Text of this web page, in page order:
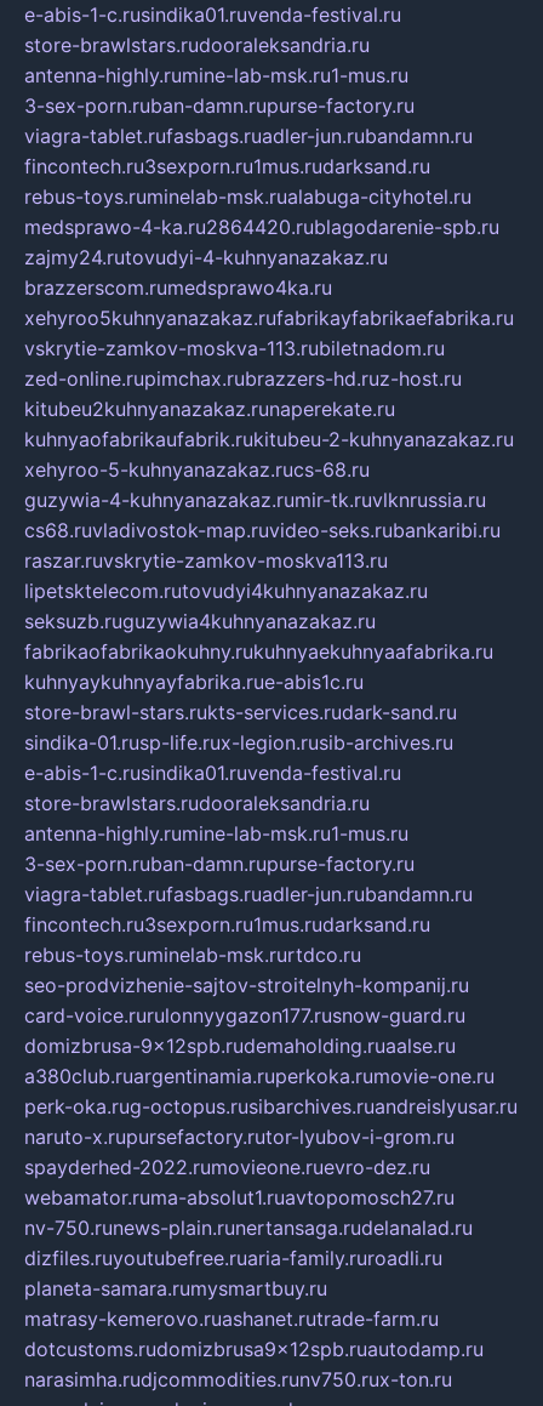
e-abis-1-c.rusindika01.ruvenda-festival.ru
store-brawlstars.rudooraleksandria.ru
antenna-highly.rumine-lab-msk.ru1-mus.ru
3-sex-porn.ruban-damn.rupurse-factory.ru
viagra-tablet.rufasbags.ruadler-jun.rubandamn.ru
fincontech.ru3sexporn.ru1mus.rudarksand.ru
rebus-toys.ruminelab-msk.rualabuga-cityhotel.ru
medsprawo-4-ka.ru2864420.rublagodarenie-spb.ru
zajmy24.rutovudyi-4-kuhnyanazakaz.ru
brazzerscom.rumedsprawo4ka.ru
xehyroo5kuhnyanazakaz.rufabrikayfabrikaefabrika.ru
vskrytie-zamkov-moskva-113.rubiletnadom.ru
zed-online.rupimchax.rubrazzers-hd.ruz-host.ru
kitubeu2kuhnyanazakaz.runaperekate.ru
kuhnyaofabrikaufabrik.rukitubeu-2-kuhnyanazakaz.ru
xehyroo-5-kuhnyanazakaz.rucs-68.ru
guzywia-4-kuhnyanazakaz.rumir-tk.ruvlknrussia.ru
cs68.ruvladivostok-map.ruvideo-seks.rubankaribi.ru
raszar.ruvskrytie-zamkov-moskva113.ru
lipetsktelecom.rutovudyi4kuhnyanazakaz.ru
seksuzb.ruguzywia4kuhnyanazakaz.ru
fabrikaofabrikaokuhny.rukuhnyaekuhnyaafabrika.ru
kuhnyaykuhnyayfabrika.rue-abis1c.ru
store-brawl-stars.rukts-services.rudark-sand.ru
sindika-01.rusp-life.rux-legion.rusib-archives.ru
e-abis-1-c.rusindika01.ruvenda-festival.ru
store-brawlstars.rudooraleksandria.ru
antenna-highly.rumine-lab-msk.ru1-mus.ru
3-sex-porn.ruban-damn.rupurse-factory.ru
viagra-tablet.rufasbags.ruadler-jun.rubandamn.ru
fincontech.ru3sexporn.ru1mus.rudarksand.ru
rebus-toys.ruminelab-msk.rurtdco.ru
seo-prodvizhenie-sajtov-stroitelnyh-kompanij.ru
card-voice.rurulonnyygazon177.rusnow-guard.ru
domizbrusa-9x12spb.rudemaholding.ruaalse.ru
a380club.ruargentinamia.ruperkoka.rumovie-one.ru
perk-oka.rug-octopus.rusibarchives.ruandreislyusar.ru
naruto-x.rupursefactory.rutor-lyubov-i-grom.ru
spayderhed-2022.rumovieone.ruevro-dez.ru
webamator.ruma-absolut1.ruavtopomosch27.ru
nv-750.runews-plain.runertansaga.rudelanalad.ru
dizfiles.ruyoutubefree.ruaria-family.ruroadli.ru
planeta-samara.rumysmartbuy.ru
matrasy-kemerovo.ruashanet.rutrade-farm.ru
dotcustoms.rudomizbrusa9x12spb.ruautodamp.ru
narasimha.rudjcommodities.runv750.rux-ton.ru